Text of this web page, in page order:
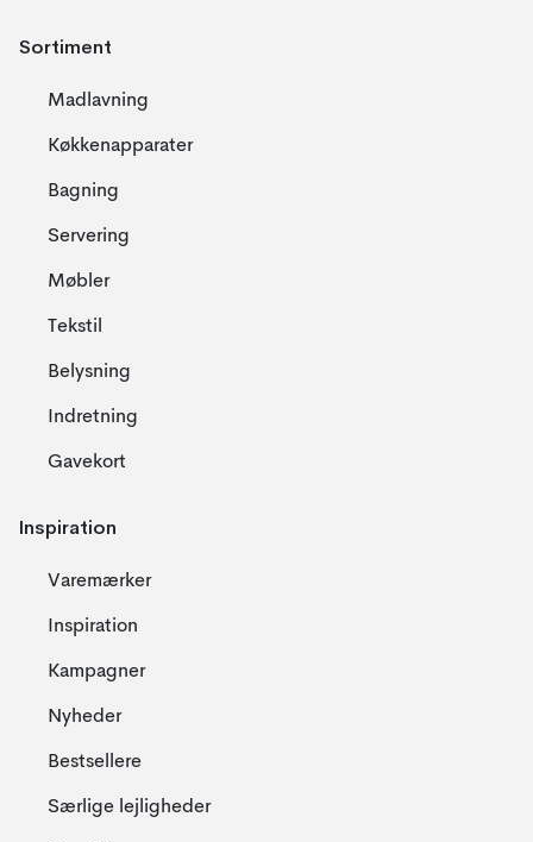
Sortiment
Madlavning
Køkkenapparater
Bagning
Servering
Møbler
Tekstil
Belysning
Indretning
Gavekort
Inspiration
Varemærker
Inspiration
Kampagner
Nyheder
Bestsellere
Særlige lejligheder